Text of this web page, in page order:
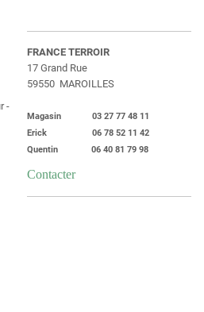
-
FRANCE TERROIR
17 Grand Rue
59550 MAROILLES
Magasin 03 27 77 48 11
Erick 06 78 52 11 42
Quentin 06 40 81 79 98
Contacter